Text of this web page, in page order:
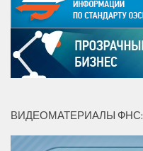
ВИДЕОМАТЕРИАЛЫ ФНС: